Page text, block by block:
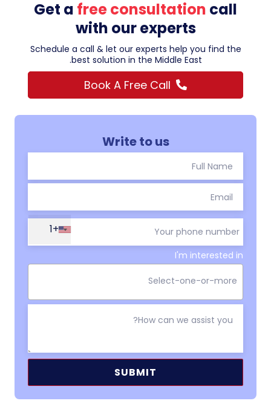
Get a free consultation call
with our experts
Schedule a call & let our experts help you find the
best solution in the Middle East.
Book A Free Call
Write to us
+1
I'm interested in